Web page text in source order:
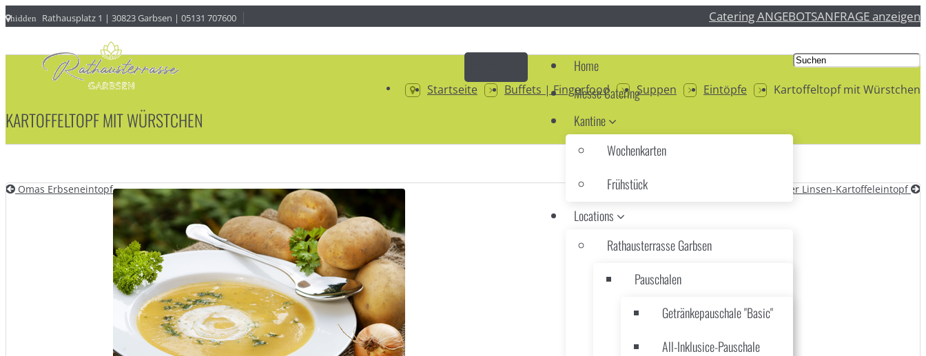
hidden Rathausplatz 1 | 30823 Garbsen | 05131 707600 Catering ANGEBOTSANFRAGE anzeigen
Home
Messe Catering
Kantine
Wochenkarten
Frühstück
Locations
Rathausterrasse Garbsen
Pauschalen
Getränkepauschale "Basic"
All-Inklusice-Pauschale
Startseite Buffets | Fingerfood Suppen Eintöpfe Kartoffeltopf mit Würstchen
KARTOFFELTOPF MIT WÜRSTCHEN
Omas Erbseneintopf Veganer Linsen-Kartoffeleintopf